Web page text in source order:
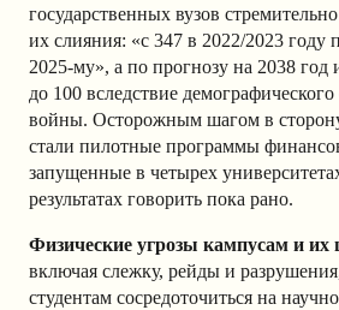
государственных вузов
их слияния: «с 347 в 2022/2023 году
2025-му», а по прогнозу на 2038 год
до 100 вследствие
войны. Осторожным шагом в
стали пилотные программы
запущенные в четырех
результатах говорить пока рано.
Физические угрозы кампусам и их
включая слежку, рейды и
студентам сосредоточиться на